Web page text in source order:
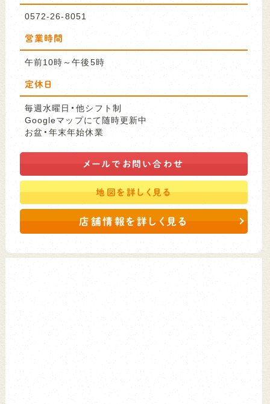
0572-26-8051
営業時間
午前10時～午後5時
定休日
毎週水曜日・他シフト制
Googleマップにて随時更新中
お盆・年末年始休業
メールで お問い合わせ
地図を詳しく見る
店舗情報を詳しく見る